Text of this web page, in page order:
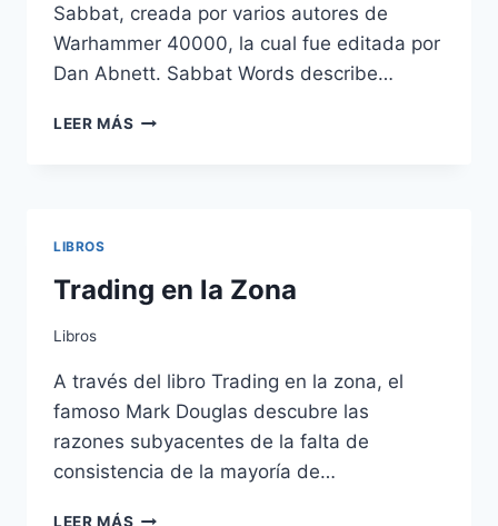
Sabbat, creada por varios autores de
Warhammer 40000, la cual fue editada por
Dan Abnett. Sabbat Words describe…
LEER MÁS SABBAT
LIBROS
Trading en la Zona
Libros
A través del libro Trading en la zona, el
famoso Mark Douglas descubre las
razones subyacentes de la falta de
consistencia de la mayoría de…
LEER MÁS TRADING